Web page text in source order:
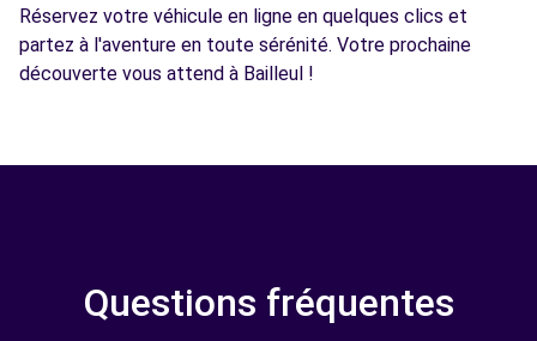
Réservez votre véhicule en ligne en quelques clics et
partez à l'aventure en toute sérénité. Votre prochaine
découverte vous attend à Bailleul !
Questions fréquentes